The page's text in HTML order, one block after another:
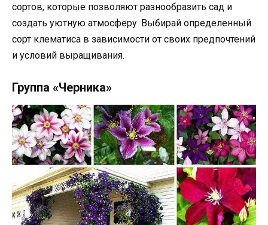
сортов, которые позволяют разнообразить сад и
создать уютную атмосферу. Выбирай определенный
сорт клематиса в зависимости от своих предпочтений
и условий выращивания.
Группа «Черника»